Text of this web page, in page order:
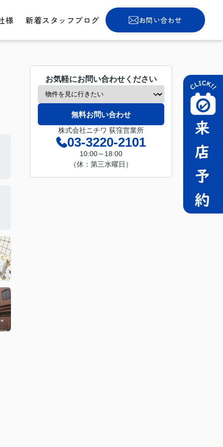
様 新着スタッフブログ お問い合わせ
お気軽にお問い合わせください
無料お問い合わせ
株式会社ニチワ 荻窪営業所
03-3220-2101
10:00～18:00
（休：第三水曜日）